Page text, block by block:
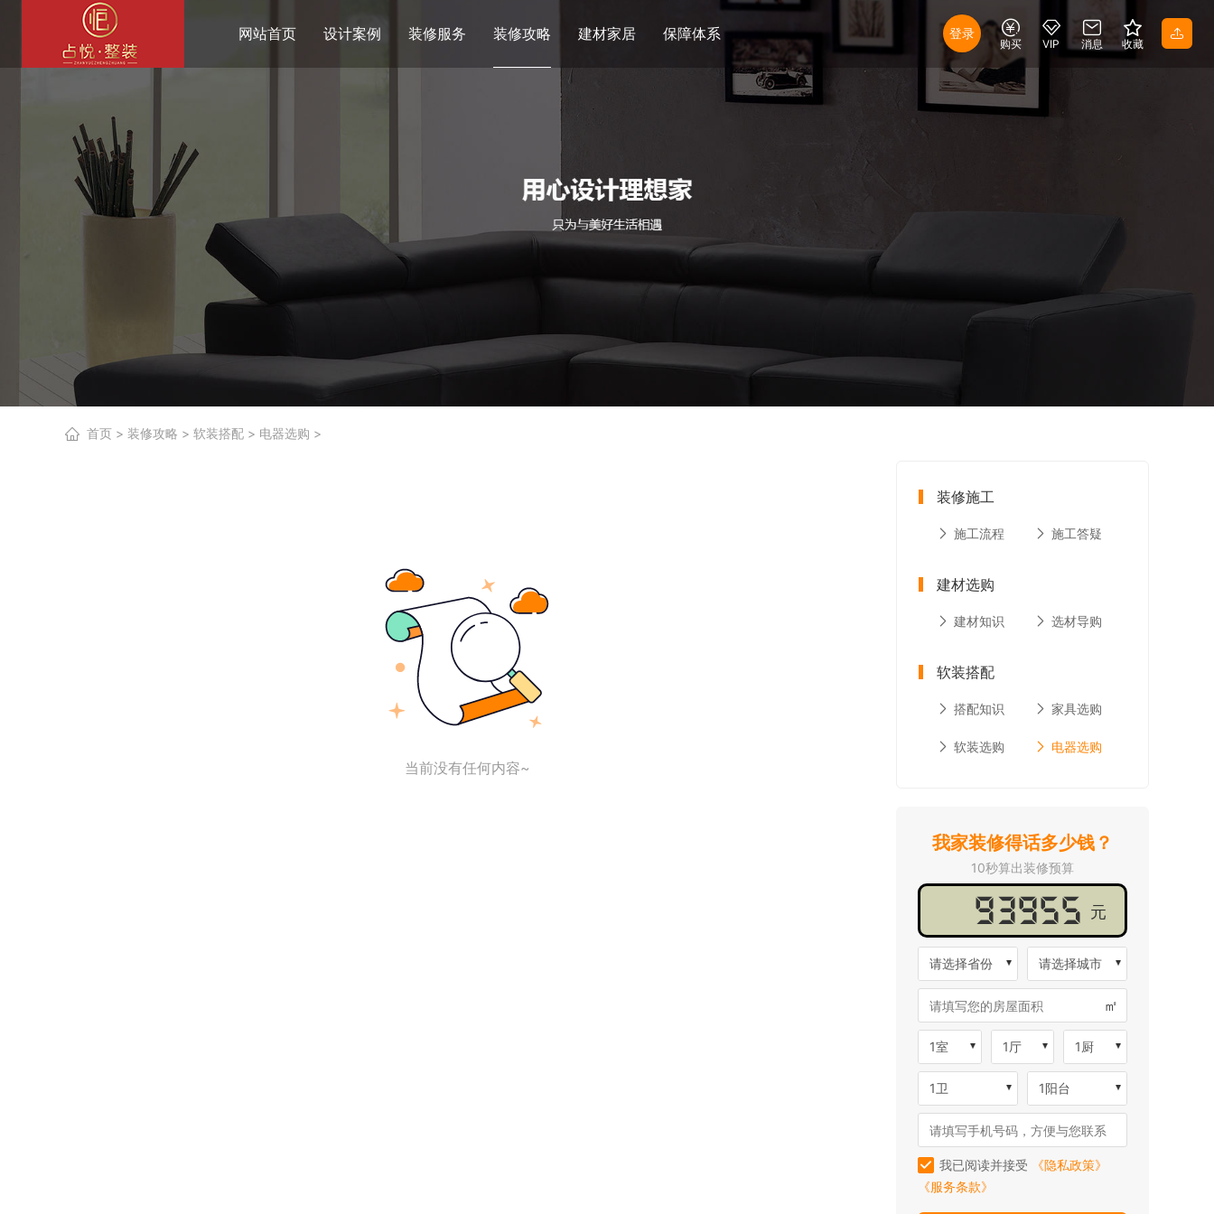
网站首页 设计案例 装修服务 装修攻略 建材家居 保障体系 登录
购买 VIP 消息 收藏
首页 > 装修攻略 > 软装搭配 > 电器选购 >
当前没有任何内容~
装修施工
施工流程 施工答疑
建材选购
建材知识 选材导购
软装搭配
搭配知识 家具选购
软装选购 电器选购
我家装修得话多少钱？
10秒算出装修预算
元
请选择省份 请选择城市
㎡
1室 1厅 1厨
1卫 1阳台
我已阅读并接受
《隐私政策》
《服务条款》